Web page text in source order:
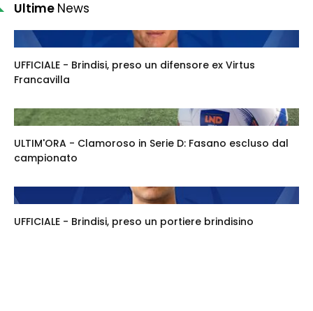
Ultime News
UFFICIALE - Brindisi, preso un difensore ex Virtus
Francavilla
ULTIM'ORA - Clamoroso in Serie D: Fasano escluso dal
campionato
UFFICIALE - Brindisi, preso un portiere brindisino